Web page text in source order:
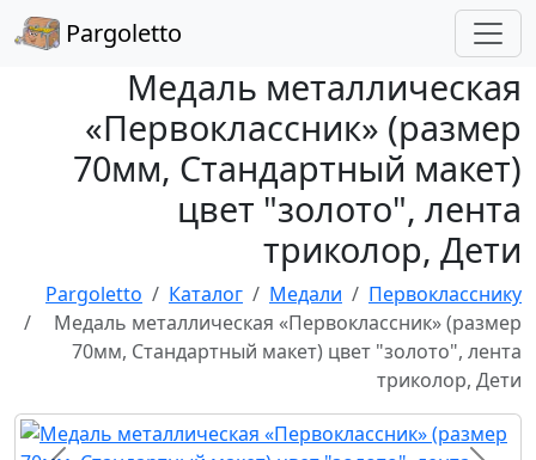
Pargoletto
Медаль металлическая
«Первоклассник» (размер
70мм, Стандартный макет)
цвет "золото", лента
триколор, Дети
Pargoletto Каталог Медали
Первокласснику
Медаль металлическая «Первоклассник» (размер
70мм, Стандартный макет) цвет "золото", лента
триколор, Дети